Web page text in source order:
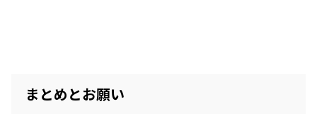
まとめとお願い